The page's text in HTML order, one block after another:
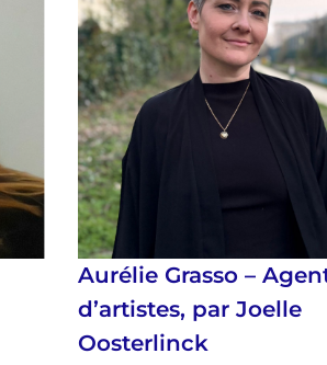
Aurélie Grasso –
d’artistes, par Joelle
Oosterlinck